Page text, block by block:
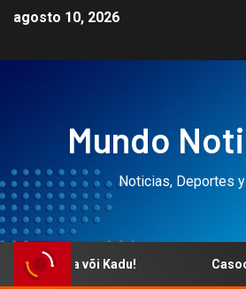
agosto 10, 2026
Mundo
Noticias, Deportes
või Kadu! Casoola